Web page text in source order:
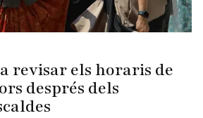
revisar els horaris de
després dels